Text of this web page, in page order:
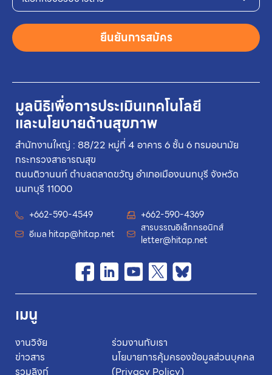
มูลนิธิเพื่อการประเมินเทคโนโลยี
และนโยบายด้านสุขภาพ
สำนักงานใหญ่ : 88/22 หมู่ที่ 4 อาคาร 6 ชั้น 6 กรมอนามัย
กระทรวงสาธารณสุข
ถนนติวานนท์ ตำบลตลาดขวัญ อำเภอเมืองนนทบุรี จังหวัด
นนทบุรี 11000
+662-590-4549
+662-590-4369
อีเมล hitap@hitap.net
สารบรรณอิเล็กทรอนิกส์
letter@hitap.net
เมนู
งานวิจัย
ข่าวสาร
รวมลิงก์
ร่วมงานกับเรา
นโยบายการคุ้มครองข้อมูลส่วนบุคคล
(Privacy Policy)
ยืนยันการสมัคร